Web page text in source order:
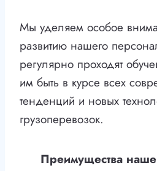
Мы уделяем особое
развитию нашего
регулярно проходят
им быть в курсе всех
тенденций и новых
грузоперевозок.
Преимущества